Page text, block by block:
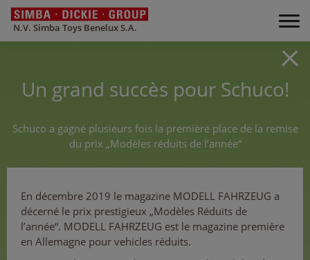
N.V. Simba Toys Benelux S.A.
Un grand succès pour Schuco!
Schuco a gagné plusieurs fois la première place de la remise
du prix „Modèles réduits de l’année“
En décembre 2019 le magazine MODELL FAHRZEUG a
décerné le prix prestigieux „Modèles Réduits de
l’année“. MODELL FAHRZEUG est le magazine première
en Allemagne pour vehicles réduits.